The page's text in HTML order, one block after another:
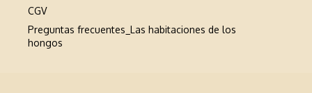
Mush
Contáctenos
CGV
Preguntas frecuentes_Las habitaciones de los
hongos